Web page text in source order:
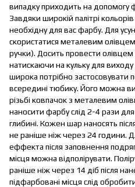
випадку приходить на допомогу
Завдяки широкій палітрі
необхідну для вас фарбу. Для
скористатися металевим
ручки). Досить провести олівцем
натискаючи на кульку для
широка потрібно застосовувати
всередині тюбику. Його можна
різьбі ковпачок з металевим
наносити фарбу слід 2-4 рази
глибині. Кожен шар наносять
не раніше ніж через 24 години.
еффекта після заповнення
місця можна відполірувати.
раніше ніж через 14 діб після
підфарбовані місця слід